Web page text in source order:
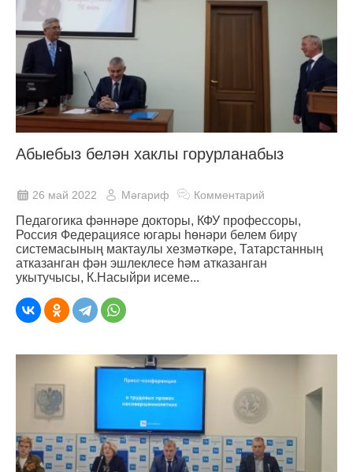
Абыебыз белән хаклы горурланабыз
26 май 2022 Мәгариф Комментарий
Педагогика фәннәре докторы, КФУ профессоры,
Россия Федерациясе югары һөнәри белем бирү
системасының мактаулы хезмәткәре, Татарстанның
атказанган фән эшлеклесе һәм атказанган
укытучысы, К.Насыйри исеме...